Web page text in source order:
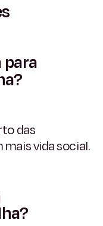
para
das
vida social.